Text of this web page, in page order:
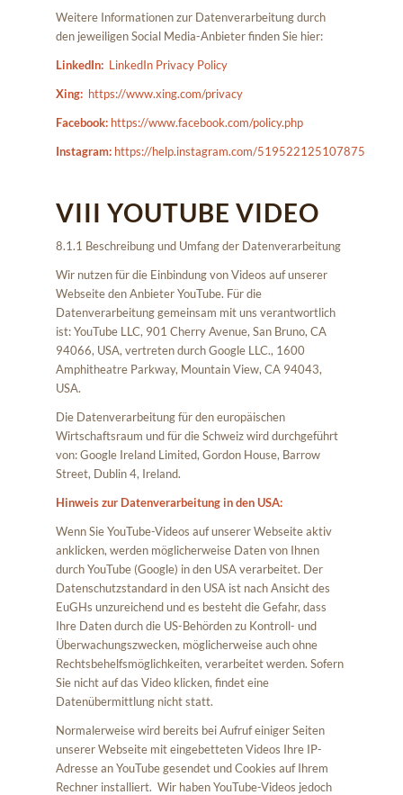
Weitere Informationen zur Datenverarbeitung durch
den jeweiligen Social Media-Anbieter finden Sie hier:
LinkedIn: LinkedIn Privacy Policy
Xing: https://www.xing.com/privacy
Facebook: https://www.facebook.com/policy.php
Instagram: https://help.instagram.com/519522125107875
VIII YOUTUBE VIDEO
8.1.1 Beschreibung und Umfang der Datenverarbeitung
Wir nutzen für die Einbindung von Videos auf unserer
Webseite den Anbieter YouTube. Für die
Datenverarbeitung gemeinsam mit uns verantwortlich
ist: YouTube LLC, 901 Cherry Avenue, San Bruno, CA
94066, USA, vertreten durch Google LLC., 1600
Amphitheatre Parkway, Mountain View, CA 94043,
USA.
Die Datenverarbeitung für den europäischen
Wirtschaftsraum und für die Schweiz wird durchgeführt
von: Google Ireland Limited, Gordon House, Barrow
Street, Dublin 4, Ireland.
Hinweis zur Datenverarbeitung in den USA:
Wenn Sie YouTube-Videos auf unserer Webseite aktiv
anklicken, werden möglicherweise Daten von Ihnen
durch YouTube (Google) in den USA verarbeitet. Der
Datenschutzstandard in den USA ist nach Ansicht des
EuGHs unzureichend und es besteht die Gefahr, dass
Ihre Daten durch die US-Behörden zu Kontroll- und
Überwachungszwecken, möglicherweise auch ohne
Rechtsbehelfsmöglichkeiten, verarbeitet werden. Sofern
Sie nicht auf das Video klicken, findet eine
Datenübermittlung nicht statt.
Normalerweise wird bereits bei Aufruf einiger Seiten
unserer Webseite mit eingebetteten Videos Ihre IP-
Adresse an YouTube gesendet und Cookies auf Ihrem
Rechner installiert. Wir haben YouTube-Videos jedoch